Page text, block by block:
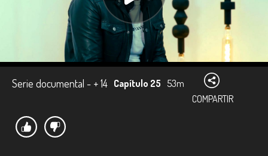
Serie documental - + 14 Capítulo 25 53m
COMPARTIR